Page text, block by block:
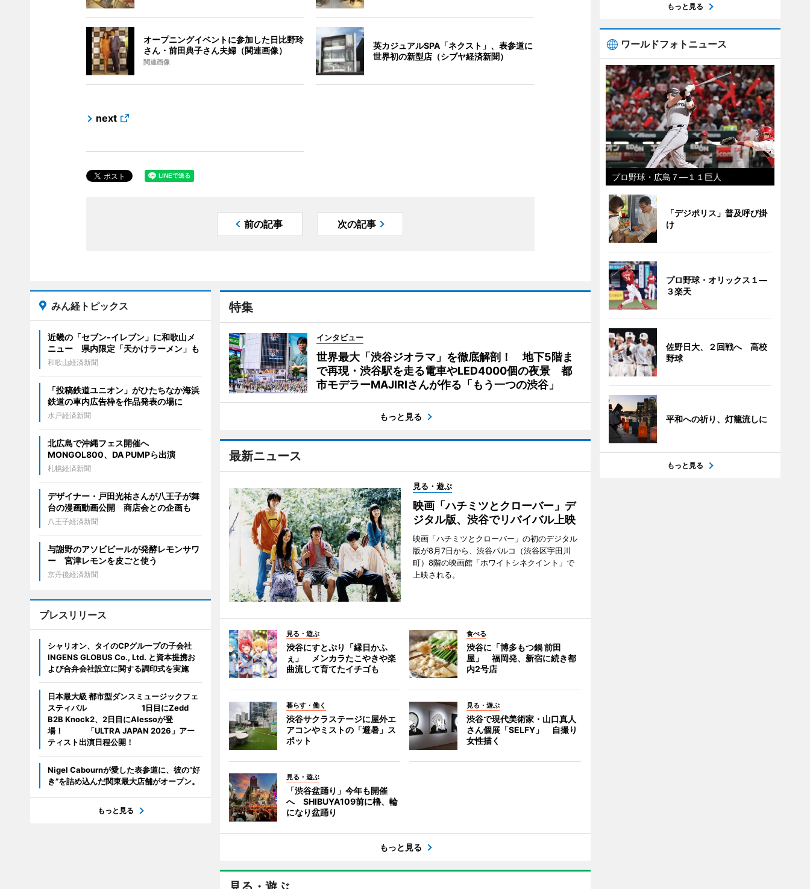
オープニングイベントに参加した日比野玲
さん・前田典子さん夫婦（関連画像）
関連画像
英カジュアルSPA「ネクスト」、表参道に
世界初の新型店（シブヤ経済新聞）
next
前の記事 次の記事
特集
インタビュー
世界最大「渋谷ジオラマ」を徹底解剖！ 地下5階ま
で再現・渋谷駅を走る電車やLED4000個の夜景 都
市モデラーMAJIRIさんが作る「もう一つの渋谷」
もっと見る
最新ニュース
見る・遊ぶ
映画「ハチミツとクローバー」デ
ジタル版、渋谷でリバイバル上映
映画「ハチミツとクローバー」の初のデジタル
版が8月7日から、渋谷パルコ（渋谷区宇田川
町）8階の映画館「ホワイトシネクイント」で
上映される。
見る・遊ぶ
渋谷にすとぷり「縁日かふ
ぇ」 メンカラたこやきや楽
曲流して育てたイチゴも
食べる
渋谷に「博多もつ鍋 前田
屋」 福岡発、新宿に続き都
内2号店
暮らす・働く
渋谷サクラステージに屋外エ
アコンやミストの「避暑」ス
ポット
見る・遊ぶ
渋谷で現代美術家・山口真人
さん個展「SELFY」 自撮り
女性描く
見る・遊ぶ
「渋谷盆踊り」今年も開催
へ SHIBUYA109前に櫓、輪
になり盆踊り
もっと見る
みん経トピックス
近畿の「セブン-イレブン」に和歌山メ
ニュー 県内限定「天かけラーメン」も
和歌山経済新聞
「投稿鉄道ユニオン」がひたちなか海浜
鉄道の車内広告枠を作品発表の場に
水戸経済新聞
北広島で沖縄フェス開催へ
MONGOL800、DA PUMPら出演
札幌経済新聞
デザイナー・戸田光祐さんが八王子が舞
台の漫画動画公開 商店会との企画も
八王子経済新聞
与謝野のアソビビールが発酵レモンサワ
ー 宮津レモンを皮ごと使う
京丹後経済新聞
プレスリリース
シャリオン、タイのCPグループの子会社
INGENS GLOBUS Co., Ltd. と資本提携お
よび合弁会社設立に関する調印式を実施
日本最大級 都市型ダンスミュージックフェ
スティバル 1日目にZedd
B2B Knock2、2日目にAlessoが登
場！ 「ULTRA JAPAN 2026」アー
ティスト出演日程公開！
Nigel Cabournが愛した表参道に、彼の“好
き”を詰め込んだ関東最大店舗がオープン。
もっと見る
もっと見る
ワールドフォトニュース
プロ野球・広島７―１１巨人
「デジポリス」普及呼び掛
け
プロ野球・オリックス１―
３楽天
佐野日大、２回戦へ 高校
野球
平和への祈り、灯籠流しに
もっと見る